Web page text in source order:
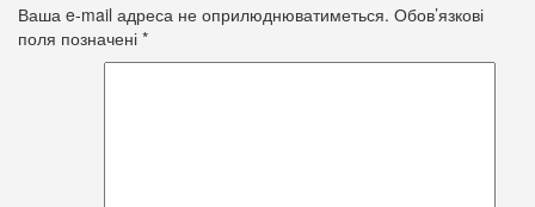
Ваша e-mail адреса не оприлюднюватиметься. Обов’язкові
поля позначені *